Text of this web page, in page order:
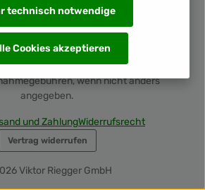
Mehrwertsteuer zzgl.Versandkosten
wenn nicht anders
angegeben.
Viktor Riegger GmbH
und ZahlungWiderrufsrecht
Vertrag widerrufen
technisch notwendige
Cookies akzeptieren